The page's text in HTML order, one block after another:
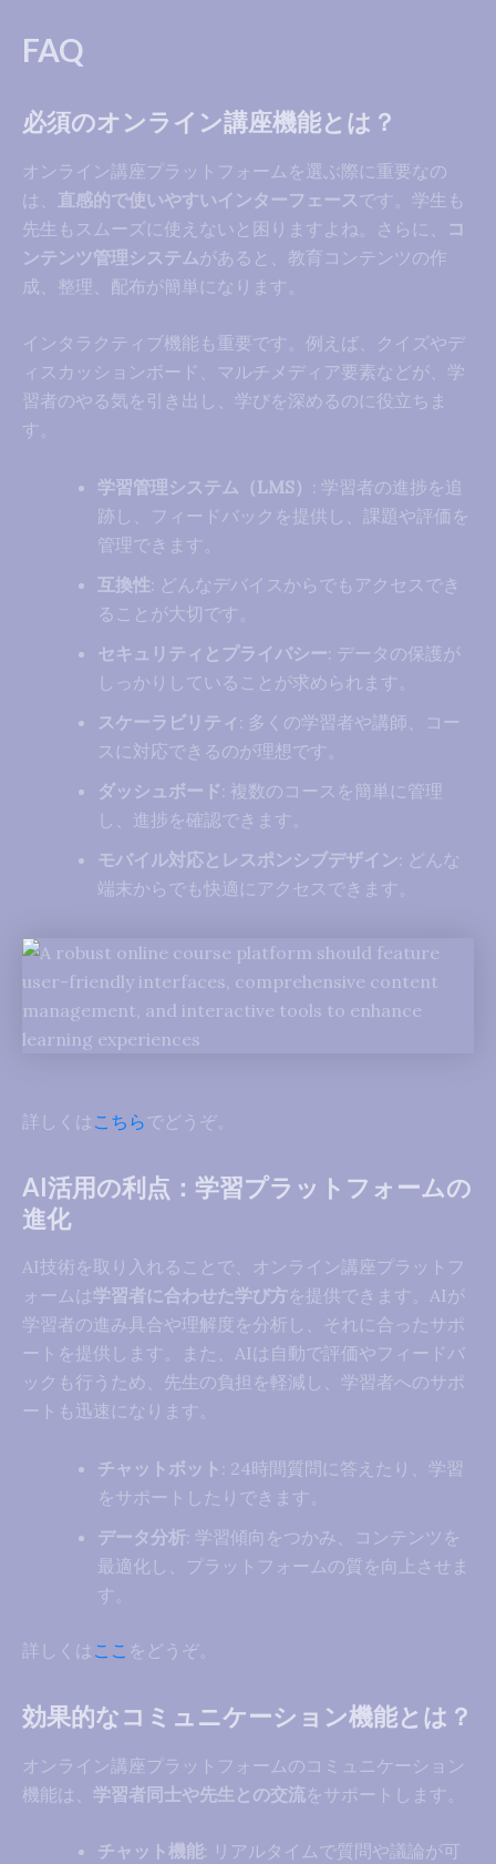
FAQ
必須のオンライン講座機能とは？
オンライン講座プラットフォームを選ぶ際に重要なの
は、 直感的で使いやすいインターフェースです。学生も
先生もスムーズに使えないと困りますよね。さらに、
コ
ンテンツ管理システムがあると、教育コンテンツの作
成、整理、配布が簡単になります。
インタラクティブ機能も重要です。例えば、クイズやデ
ィスカッションボード、マルチメディア要素などが、学
習者のやる気を引き出し、学びを深めるのに役立ちま
す。
学習管理システム（LMS） : 学習者の進捗を追
跡し、フィードバックを提供し、課題や評価を
管理できます。
互換性: どんなデバイスからでもアクセスでき
ることが大切です。
セキュリティとプライバシー: データの保護が
しっかりしていることが求められます。
スケーラビリティ : 多くの学習者や講師、コー
スに対応できるのが理想です。
ダッシュボード: 複数のコースを簡単に管理
し、進捗を確認できます。
モバイル対応とレスポンシブデザイン: どんな
端末からでも快適にアクセスできます。
詳しくは こちらでどうぞ。
AI活用の利点：学習プラットフォームの
進化
AI技術を取り入れることで、オンライン講座プラットフ
ォームは学習者に合わせた学び方を提供できます。AIが
学習者の進み具合や理解度を分析し、それに合ったサポ
ートを提供します。また、AIは自動で評価やフィードバ
ックも行うため、先生の負担を軽減し、学習者へのサポ
ートも迅速になります。
チャットボット : 24時間質問に答えたり、学習
をサポートしたりできます。
データ分析: 学習傾向をつかみ、コンテンツを
最適化し、プラットフォームの質を向上させま
す。
詳しくは ここ をどうぞ。
効果的なコミュニケーション機能とは？
オンライン講座プラットフォームのコミュニケーション
機能は、 学習者同士や先生との交流をサポートします。
チャット機能: リアルタイムで質問や議論が可